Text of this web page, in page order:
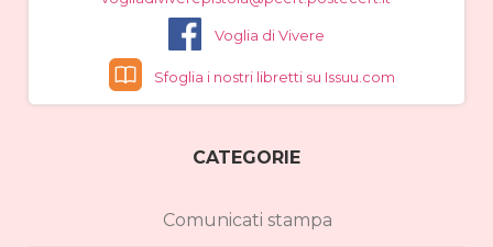
Voglia di Vivere
Sfoglia i nostri libretti su Issuu.com
CATEGORIE
Comunicati stampa